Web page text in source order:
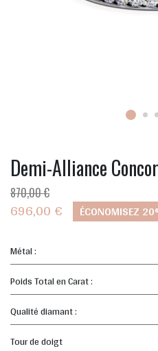
Demi-Alliance
870,00 €
696,00 € ÉCONOMISEZ
Métal :
Poids Total en Carat :
Qualité diamant :
Tour de doigt